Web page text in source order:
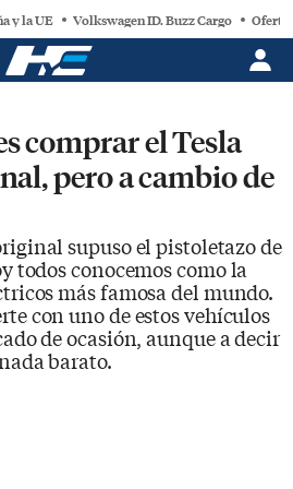
y la UE Volkswagen ID. Buzz Cargo
comprar el Tesla
pero a cambio de
supuso el pistoletazo de
todos conocemos como la
más famosa del mundo.
con uno de estos vehículos
de ocasión, aunque a decir
barato.